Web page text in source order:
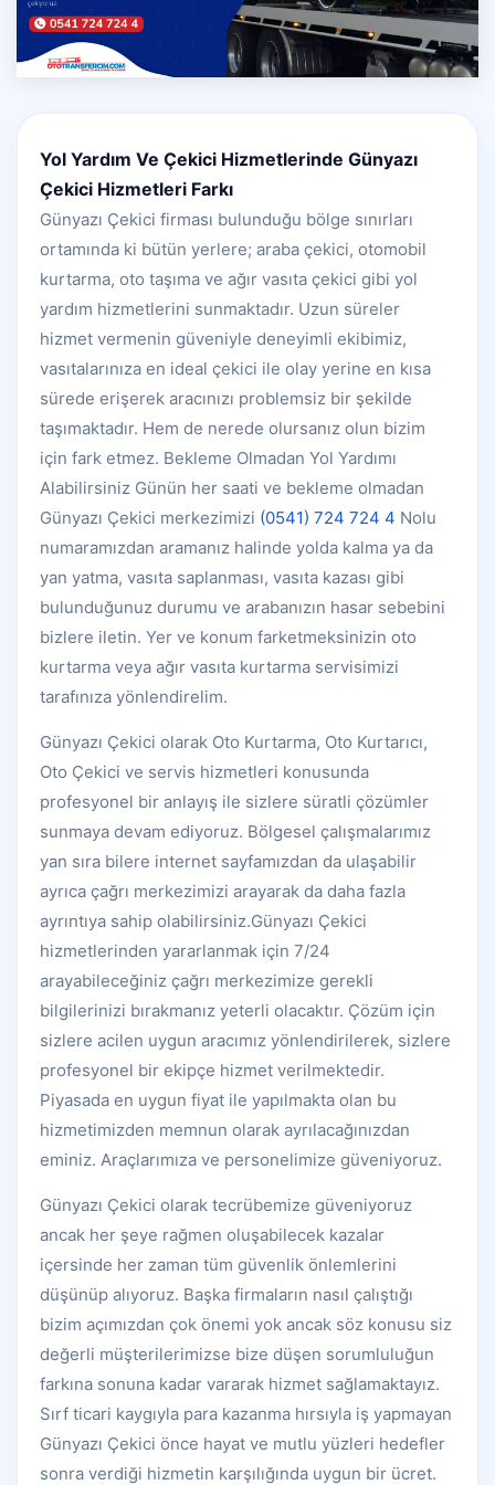
Yol Yardım Ve Çekici Hizmetlerinde Günyazı
Çekici Hizmetleri Farkı
Günyazı Çekici firması bulunduğu bölge sınırları
ortamında ki bütün yerlere; araba çekici, otomobil
kurtarma, oto taşıma ve ağır vasıta çekici gibi yol
yardım hizmetlerini sunmaktadır. Uzun süreler
hizmet vermenin güveniyle deneyimli ekibimiz,
vasıtalarınıza en ideal çekici ile olay yerine en kısa
sürede erişerek aracınızı problemsiz bir şekilde
taşımaktadır. Hem de nerede olursanız olun bizim
için fark etmez. Bekleme Olmadan Yol Yardımı
Alabilirsiniz Günün her saati ve bekleme olmadan
Günyazı Çekici merkezimizi (0541) 724 724 4 Nolu
numaramızdan aramanız halinde yolda kalma ya da
yan yatma, vasıta saplanması, vasıta kazası gibi
bulunduğunuz durumu ve arabanızın hasar sebebini
bizlere iletin. Yer ve konum farketmeksinizin oto
kurtarma veya ağır vasıta kurtarma servisimizi
tarafınıza yönlendirelim.
Günyazı Çekici olarak Oto Kurtarma, Oto Kurtarıcı,
Oto Çekici ve servis hizmetleri konusunda
profesyonel bir anlayış ile sizlere süratli çözümler
sunmaya devam ediyoruz. Bölgesel çalışmalarımız
yan sıra bilere internet sayfamızdan da ulaşabilir
ayrıca çağrı merkezimizi arayarak da daha fazla
ayrıntıya sahip olabilirsiniz.Günyazı Çekici
hizmetlerinden yararlanmak için 7/24
arayabileceğiniz çağrı merkezimize gerekli
bilgilerinizi bırakmanız yeterli olacaktır. Çözüm için
sizlere acilen uygun aracımız yönlendirilerek, sizlere
profesyonel bir ekipçe hizmet verilmektedir.
Piyasada en uygun fiyat ile yapılmakta olan bu
hizmetimizden memnun olarak ayrılacağınızdan
eminiz. Araçlarımıza ve personelimize güveniyoruz.
Günyazı Çekici olarak tecrübemize güveniyoruz
ancak her şeye rağmen oluşabilecek kazalar
içersinde her zaman tüm güvenlik önlemlerini
düşünüp alıyoruz. Başka firmaların nasıl çalıştığı
bizim açımızdan çok önemi yok ancak söz konusu siz
değerli müşterilerimizse bize düşen sorumluluğun
farkına sonuna kadar vararak hizmet sağlamaktayız.
Sırf ticari kaygıyla para kazanma hırsıyla iş yapmayan
Günyazı Çekici önce hayat ve mutlu yüzleri hedefler
sonra verdiği hizmetin karşılığında uygun bir ücret.